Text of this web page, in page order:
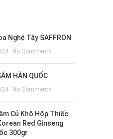
Nghệ Tây SAFFRON
No Comments
HÀN QUỐC
No Comments
Củ Khô Hộp Thiếc
Red Ginseng
300gr